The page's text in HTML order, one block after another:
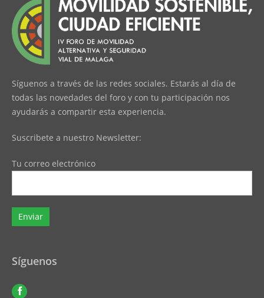
Síguenos a través de las redes sociales. Estarás al día de
todas las novedades del foro y con tu participación nos
ayudarás a compartir esta experiencia.
Suscribete a nuestro Newsletter:
Tu correo electrónico
Síguenos